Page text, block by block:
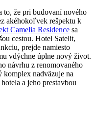
to, že pri budovaní nového
akéhokoľvek rešpektu k
Camelia Residence sa
cestou. Hotel Satelit,
prejde namiesto
vdýchne úplne nový život.
návrhu z renomovaného
nadväzuje na
a jeho prestavbou